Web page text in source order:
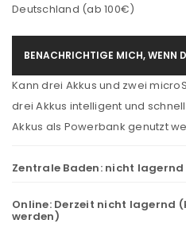
Deutschland (ab 100€)
BENACHRICHTIGE MICH, WENN
Kann drei Akkus und zwei
drei Akkus intelligent und
Akkus als Powerbank genutzt
Zentrale Baden: nicht lagernd
Online: Derzeit nicht lagernd
werden)